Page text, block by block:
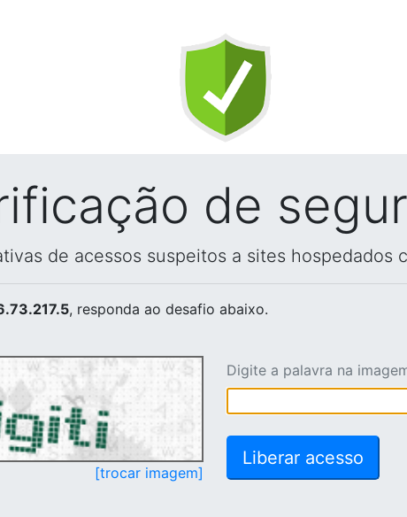
de
de acessos suspeitos a sites hospedados
, responda ao desafio abaixo.
[trocar imagem]
Digite a palavra na